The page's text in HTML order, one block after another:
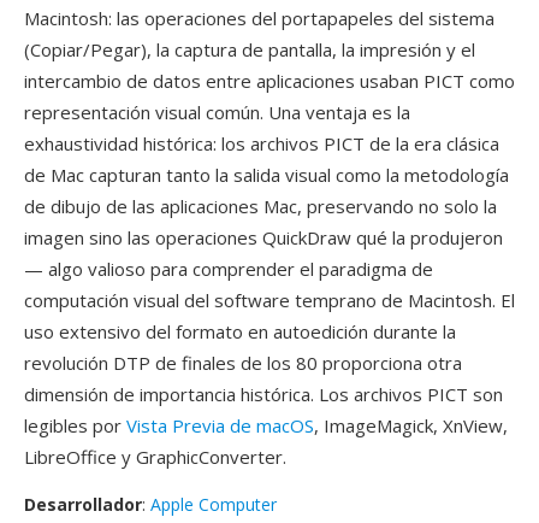
Macintosh: las operaciones del portapapeles del sistema
(Copiar/Pegar), la captura de pantalla, la impresión y el
intercambio de datos entre aplicaciones usaban PICT como
representación visual común. Una ventaja es la
exhaustividad histórica: los archivos PICT de la era clásica
de Mac capturan tanto la salida visual como la metodología
de dibujo de las aplicaciones Mac, preservando no solo la
imagen sino las operaciones QuickDraw qué la produjeron
— algo valioso para comprender el paradigma de
computación visual del software temprano de Macintosh. El
uso extensivo del formato en autoedición durante la
revolución DTP de finales de los 80 proporciona otra
dimensión de importancia histórica. Los archivos PICT son
legibles por Vista Previa de macOS, ImageMagick, XnView,
LibreOffice y GraphicConverter.
Desarrollador: Apple Computer